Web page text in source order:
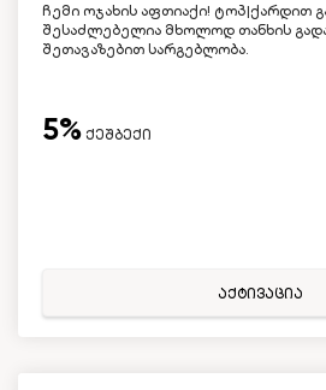
ჩემი ოჯახის აფთიაქი! ტოპ|ქარდით
შესაძლებელია მხოლოდ თანხის
შეთავაზებით სარგებლობა.
5% ქეშბექი
აქტივაცია